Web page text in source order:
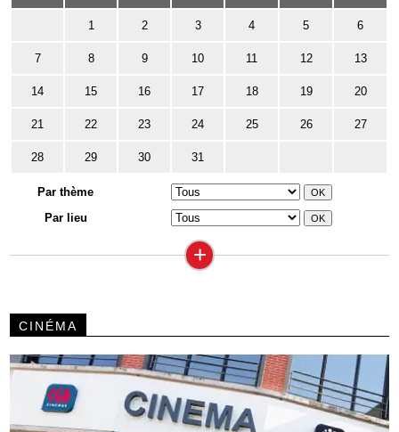
1 2 3 4 5 6
7 8 9 10 11 12 13
14 15 16 17 18 19 20
21 22 23 24 25 26 27
28 29 30 31
Par thème
Par lieu
+
CINÉMA